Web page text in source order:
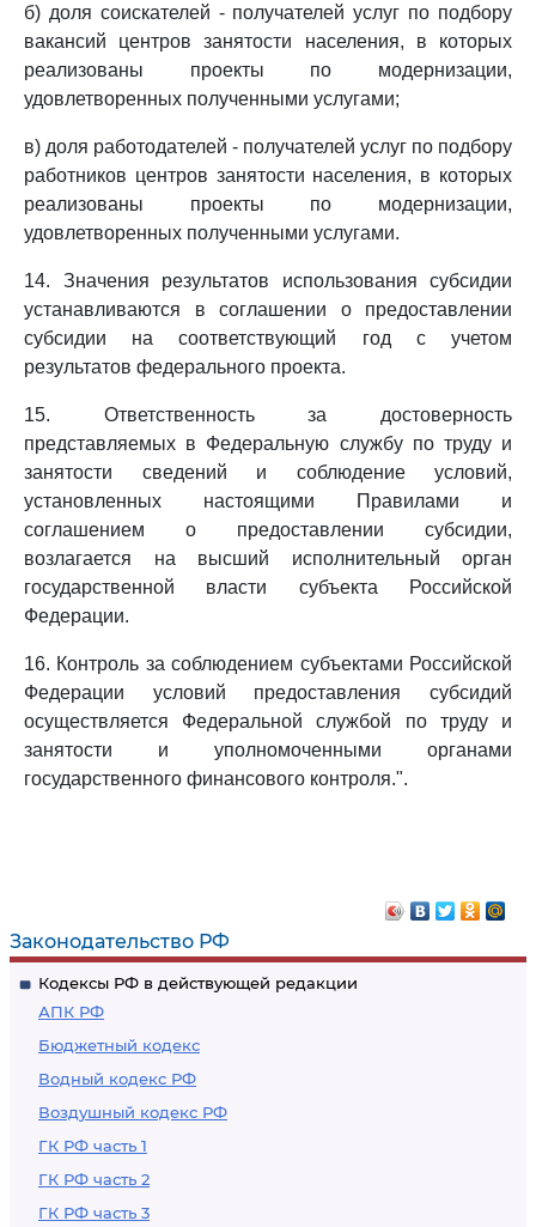
Законодательство РФ
Кодексы РФ в действующей редакции
АПК РФ
Бюджетный кодекс
Водный кодекс РФ
Воздушный кодекс РФ
ГК РФ часть 1
ГК РФ часть 2
ГК РФ часть 3
б) доля соискателей - получателей услуг по подбору
вакансий центров занятости населения, в которых
реализованы проекты по модернизации,
удовлетворенных полученными услугами;
в) доля работодателей - получателей услуг по подбору
работников центров занятости населения, в которых
реализованы проекты по модернизации,
удовлетворенных полученными услугами.
14. Значения результатов использования субсидии
устанавливаются в соглашении о предоставлении
субсидии на соответствующий год с учетом
результатов федерального проекта.
15. Ответственность за достоверность
представляемых в Федеральную службу по труду и
занятости сведений и соблюдение условий,
установленных настоящими Правилами и
соглашением о предоставлении субсидии,
возлагается на высший исполнительный орган
государственной власти субъекта Российской
Федерации.
16. Контроль за соблюдением субъектами Российской
Федерации условий предоставления субсидий
осуществляется Федеральной службой по труду и
занятости и уполномоченными органами
государственного финансового контроля.".